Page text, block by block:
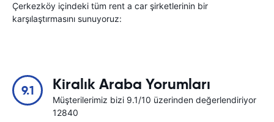
Çerkezköy içindeki tüm rent a car şirketlerinin bir
karşılaştırmasını sunuyoruz:
9.1 Kiralık Araba Yorumları
Müşterilerimiz bizi 9.1/10 üzerinden değerlendiriyor
12840